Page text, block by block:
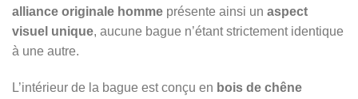
alliance originale homme présente ainsi un aspect
visuel unique, aucune bague n’étant strictement identique
à une autre.
L’intérieur de la bague est conçu en bois de chêne